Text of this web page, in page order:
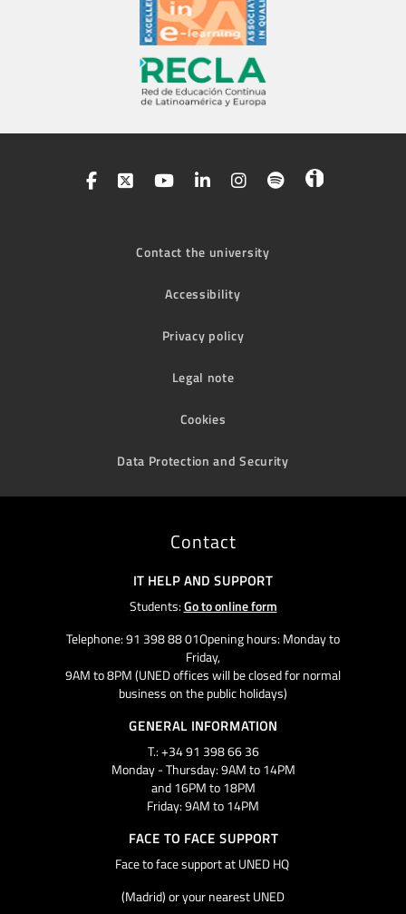
Contact the university
Accessibility
Privacy policy
Legal note
Cookies
Data Protection and Security
Contact
IT HELP AND SUPPORT
Students:Go to online form
Telephone: 91 398 88 01Opening hours: Monday to
Friday,
9AM to 8PM (UNED offices will be closed for normal
business on the public holidays)
GENERAL INFORMATION
T.: +34 91 398 66 36
Monday - Thursday: 9AM to 14PM
and 16PM to 18PM
Friday: 9AM to 14PM
FACE TO FACE SUPPORT
Face to face support at UNED HQ
(Madrid) or your nearest UNED